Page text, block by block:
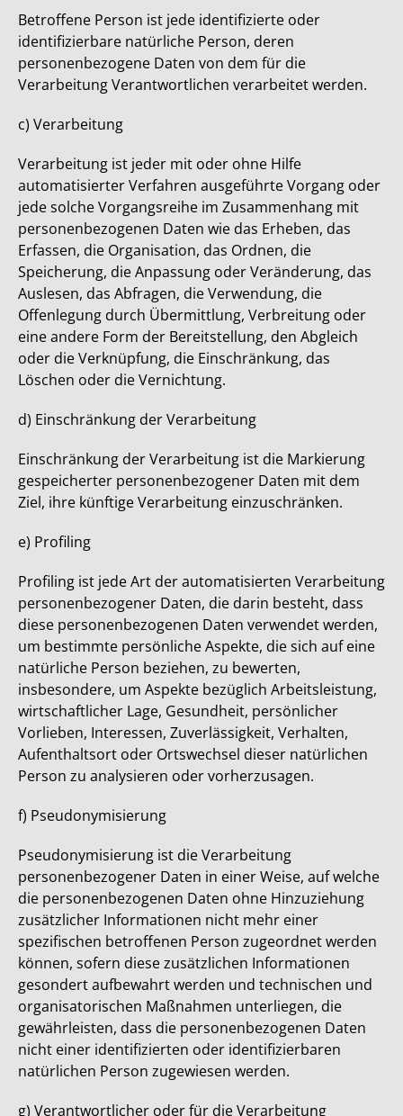
Betroffene Person ist jede identifizierte oder
identifizierbare natürliche Person, deren
personenbezogene Daten von dem für die
Verarbeitung Verantwortlichen verarbeitet werden.
c) Verarbeitung
Verarbeitung ist jeder mit oder ohne Hilfe
automatisierter Verfahren ausgeführte Vorgang oder
jede solche Vorgangsreihe im Zusammenhang mit
personenbezogenen Daten wie das Erheben, das
Erfassen, die Organisation, das Ordnen, die
Speicherung, die Anpassung oder Veränderung, das
Auslesen, das Abfragen, die Verwendung, die
Offenlegung durch Übermittlung, Verbreitung oder
eine andere Form der Bereitstellung, den Abgleich
oder die Verknüpfung, die Einschränkung, das
Löschen oder die Vernichtung.
d) Einschränkung der Verarbeitung
Einschränkung der Verarbeitung ist die Markierung
gespeicherter personenbezogener Daten mit dem
Ziel, ihre künftige Verarbeitung einzuschränken.
e) Profiling
Profiling ist jede Art der automatisierten Verarbeitung
personenbezogener Daten, die darin besteht, dass
diese personenbezogenen Daten verwendet werden,
um bestimmte persönliche Aspekte, die sich auf eine
natürliche Person beziehen, zu bewerten,
insbesondere, um Aspekte bezüglich Arbeitsleistung,
wirtschaftlicher Lage, Gesundheit, persönlicher
Vorlieben, Interessen, Zuverlässigkeit, Verhalten,
Aufenthaltsort oder Ortswechsel dieser natürlichen
Person zu analysieren oder vorherzusagen.
f) Pseudonymisierung
Pseudonymisierung ist die Verarbeitung
personenbezogener Daten in einer Weise, auf welche
die personenbezogenen Daten ohne Hinzuziehung
zusätzlicher Informationen nicht mehr einer
spezifischen betroffenen Person zugeordnet werden
können, sofern diese zusätzlichen Informationen
gesondert aufbewahrt werden und technischen und
organisatorischen Maßnahmen unterliegen, die
gewährleisten, dass die personenbezogenen Daten
nicht einer identifizierten oder identifizierbaren
natürlichen Person zugewiesen werden.
g) Verantwortlicher oder für die Verarbeitung